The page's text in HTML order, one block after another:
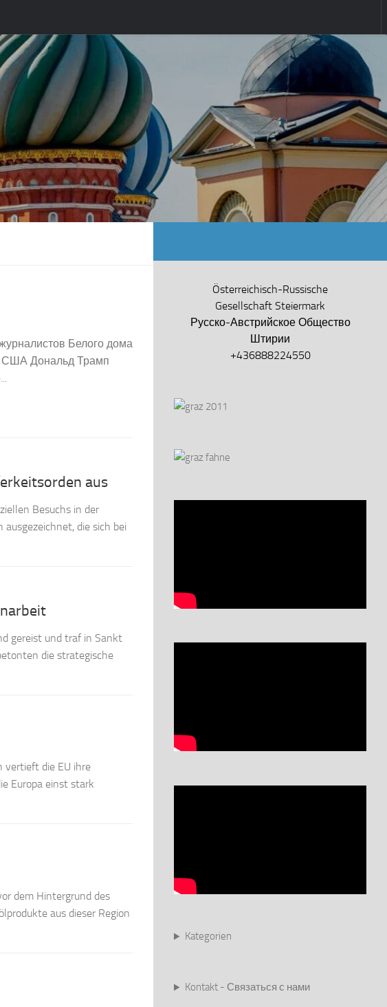
Белого дома
США Дональд Трамп
aus
Besuchs in der
die sich bei
gereist und traf in Sankt
die strategische
vertieft die EU ihre
Europa einst stark
dem Hintergrund des
aus dieser Region
Österreichisch-Russische
Gesellschaft Steiermark
Русско-Австрийское Общество
Штирии
+436888224550
Kategorien
Kontakt - Связаться с нами